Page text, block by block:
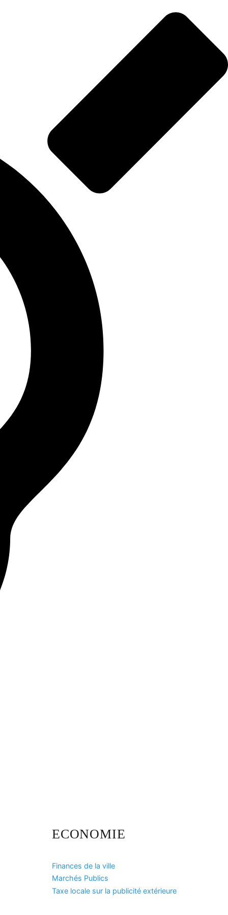
ECONOMIE
Finances de la ville
Marchés Publics
Taxe locale sur la publicité extérieure